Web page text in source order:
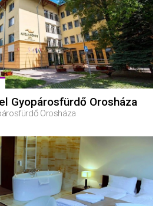
Gyopárosfürdő Orosháza
Orosháza